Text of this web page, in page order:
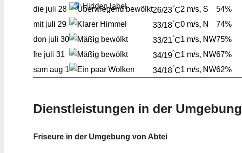
Hidden label
die juli 28 26/23°C2 m/s, S 54%
mit juli 29 33/18°C0 m/s, N 74%
don juli 30 33/21°C1 m/s, NW75%
fre juli 31 34/19°C1 m/s, NW67%
sam aug 1 34/18°C1 m/s, NW62%
Dienstleistungen in der Umgebung
Friseure in der Umgebung von Abtei